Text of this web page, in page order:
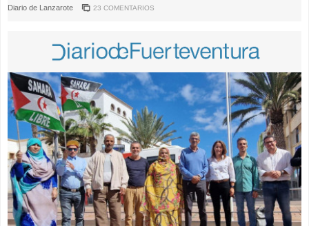
Diario de Lanzarote 23 COMENTARIOS